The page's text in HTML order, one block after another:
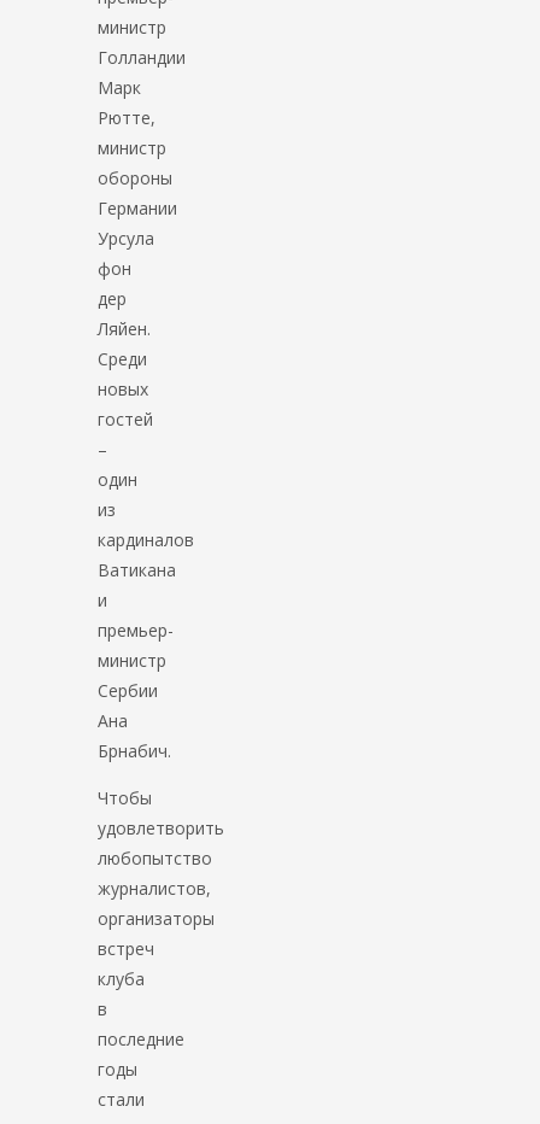
министр
Голландии
Марк
Рютте,
министр
обороны
Германии
Урсула
фон
дер
Ляйен.
Среди
новых
гостей
–
один
из
кардиналов
Ватикана
и
премьер-
министр
Сербии
Ана
Брнабич.
Чтобы
удовлетворить
любопытство
журналистов,
организаторы
встреч
клуба
в
последние
годы
стали